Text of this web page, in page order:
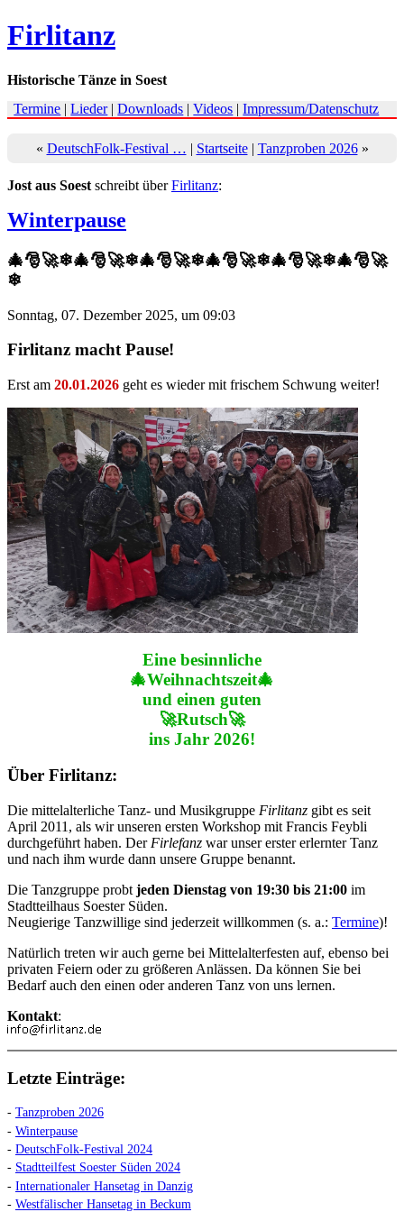
Firlitanz
Historische Tänze in Soest
Termine |Lieder|Downloads |Videos |Impressum/Datenschutz
« DeutschFolk-Festival … | Startseite| Tanzproben 2026»
Jost aus Soest schreibt überFirlitanz:
Winterpause
🎄🎅🚀❄🎄🎅🚀❄🎄🎅🚀❄🎄🎅🚀❄🎄🎅🚀❄🎄🎅🚀
❄
Sonntag, 07. Dezember 2025, um 09:03
Firlitanz macht Pause!
Erst am 20.01.2026 geht es wieder mit frischem Schwung weiter!
Eine besinnliche
🎄Weihnachtszeit🎄
und einen guten
🚀Rutsch🚀
ins Jahr 2026!
Über Firlitanz:
Die mittelalterliche Tanz- und Musikgruppe Firlitanz gibt es seit
April 2011, als wir unseren ersten Workshop mit Francis Feybli
durchgeführt haben. Der Firlefanz war unser erster erlernter Tanz
und nach ihm wurde dann unsere Gruppe benannt.
Die Tanzgruppe probt jeden Dienstag von 19:30 bis 21:00 im
Stadtteilhaus Soester Süden.
Neugierige Tanzwillige sind jederzeit willkommen (s. a.: Termine)!
Natürlich treten wir auch gerne bei Mittelalterfesten auf, ebenso bei
privaten Feiern oder zu größeren Anlässen. Da können Sie bei
Bedarf auch den einen oder anderen Tanz von uns lernen.
Kontakt:
Letzte Einträge:
- Tanzproben 2026
- Winterpause
- DeutschFolk-Festival 2024
- Stadtteilfest Soester Süden 2024
- Internationaler Hansetag in Danzig
- Westfälischer Hansetag in Beckum